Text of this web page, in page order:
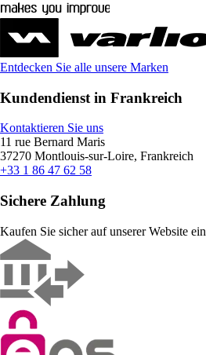
Entdecken Sie alle unsere Marken
Kundendienst in Frankreich
Kontaktieren Sie uns
11 rue Bernard Maris
37270 Montlouis-sur-Loire, Frankreich
+33 1 86 47 62 58
Sichere Zahlung
Kaufen Sie sicher auf unserer Website ein